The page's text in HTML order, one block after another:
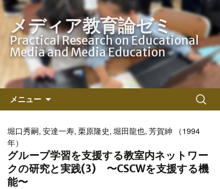
メディア教育論ゼミ
Practical Research on Educational
Media and Media Education
メニュー
ン
へ
ス
キ
検
索:
堀口秀嗣, 安達一寿, 栗原隆史, 堀田龍也, 芳賀紳 （1994
年）
グループ学習を支援する教室内ネットワー
クの研究と実践(3) 〜CSCWを支援する機
能〜